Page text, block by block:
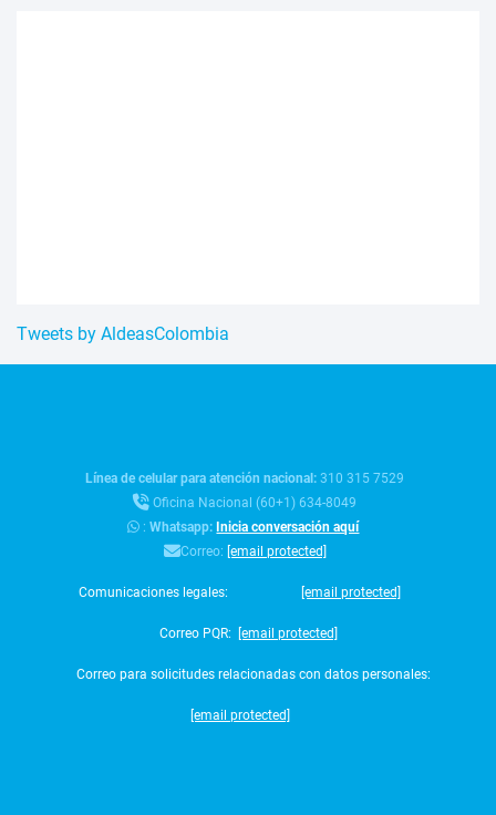
Tweets by AldeasColombia
Línea de celular para atención nacional:310 315 7529
Oficina Nacional (60+1) 634-8049
:Whatsapp:Inicia conversación aquí
Correo: [email protected]
Comunicaciones legales: [email protected]
Correo PQR: [email protected]
Correo para solicitudes relacionadas con datos personales:
[email protected]